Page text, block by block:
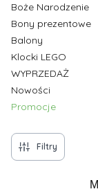
Boże Narodzenie
Bony prezentowe
Balony
Klocki LEGO
WYPRZEDAŻ
Nowości
Promocje
Filtry